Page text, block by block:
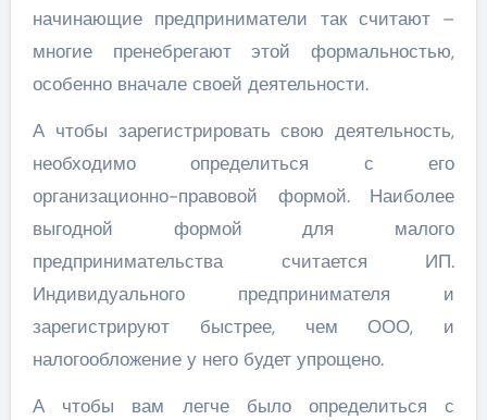
начинающие предприниматели так считают –
многие пренебрегают этой формальностью,
особенно вначале своей деятельности.
А чтобы зарегистрировать свою деятельность,
необходимо определиться с его
организационно-правовой формой. Наиболее
выгодной формой для малого
предпринимательства считается ИП.
Индивидуального предпринимателя и
зарегистрируют быстрее, чем ООО, и
налогообложение у него будет упрощено.
А чтобы вам легче было определиться с